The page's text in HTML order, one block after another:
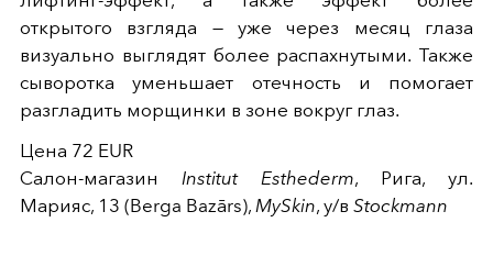
открытого взгляда — уже через месяц глаза
визуально выглядят более распахнутыми. Также
сыворотка уменьшает отечность и помогает
разгладить морщинки в зоне вокруг глаз.
Цена 72 EUR
Салон-магазин Institut Esthederm, Рига, ул.
Марияс, 13 (Berga Bazārs), MySkin, у/в Stockmann